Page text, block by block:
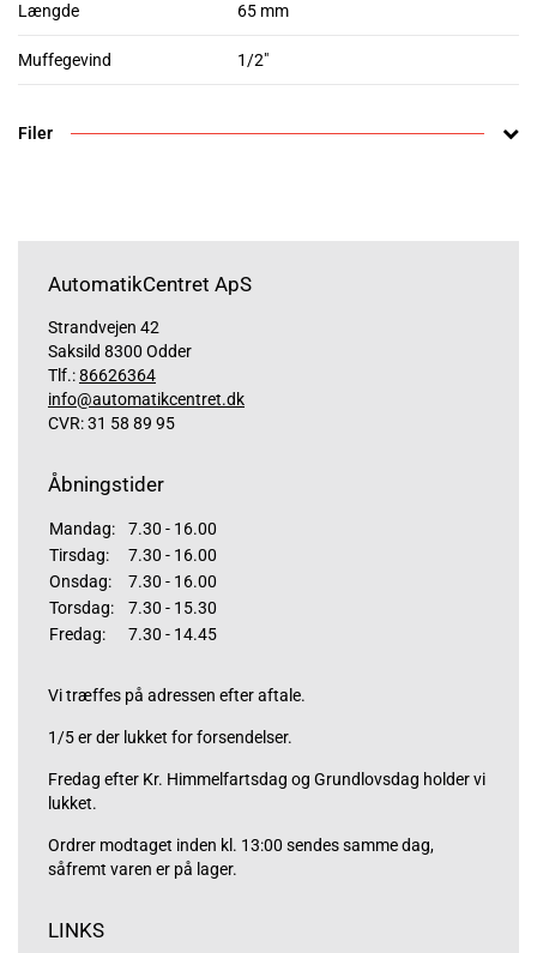
Længde 65 mm
Muffegevind 1/2"
Filer
AutomatikCentret ApS
Strandvejen 42
Saksild 8300 Odder
Tlf.:86626364
info@automatikcentret.dk
CVR: 31 58 89 95
Åbningstider
Mandag:
7.30 - 16.00
Tirsdag:
7.30 - 16.00
Onsdag:
7.30 - 16.00
Torsdag:
7.30 - 15.30
Fredag:
7.30 - 14.45
Vi træffes på adressen efter aftale.
1/5 er der lukket for forsendelser.
Fredag efter Kr. Himmelfartsdag og Grundlovsdag holder vi
lukket.
Ordrer modtaget inden kl. 13:00 sendes samme dag,
såfremt varen er på lager.
LINKS